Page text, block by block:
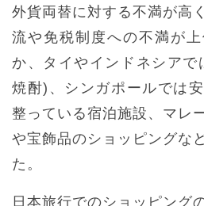
外貨両替に対する不満が高
流や免税制度への不満が
か、タイやインドネシアで
焼酎)、シンガポールでは
整っている宿泊施設、マレ
や宝飾品のショッピングな
た。
日本旅行でのショッピング